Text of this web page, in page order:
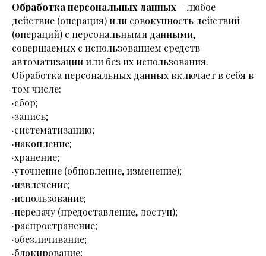
Обработка персональных данных – любое
действие (операция) или совокупность действий
(операций) с персональными данными,
совершаемых с использованием средств
автоматизации или без их использования.
Обработка персональных данных включает в себя в
том числе:
·сбор;
·запись;
·систематизацию;
·накопление;
·хранение;
·уточнение (обновление, изменение);
·извлечение;
·использование;
·передачу (предоставление, доступ);
·распространение;
·обезличивание;
·блокирование;